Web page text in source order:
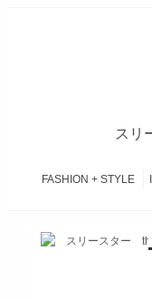
スリ
FASHION + STYLE
займ на карту онлайн